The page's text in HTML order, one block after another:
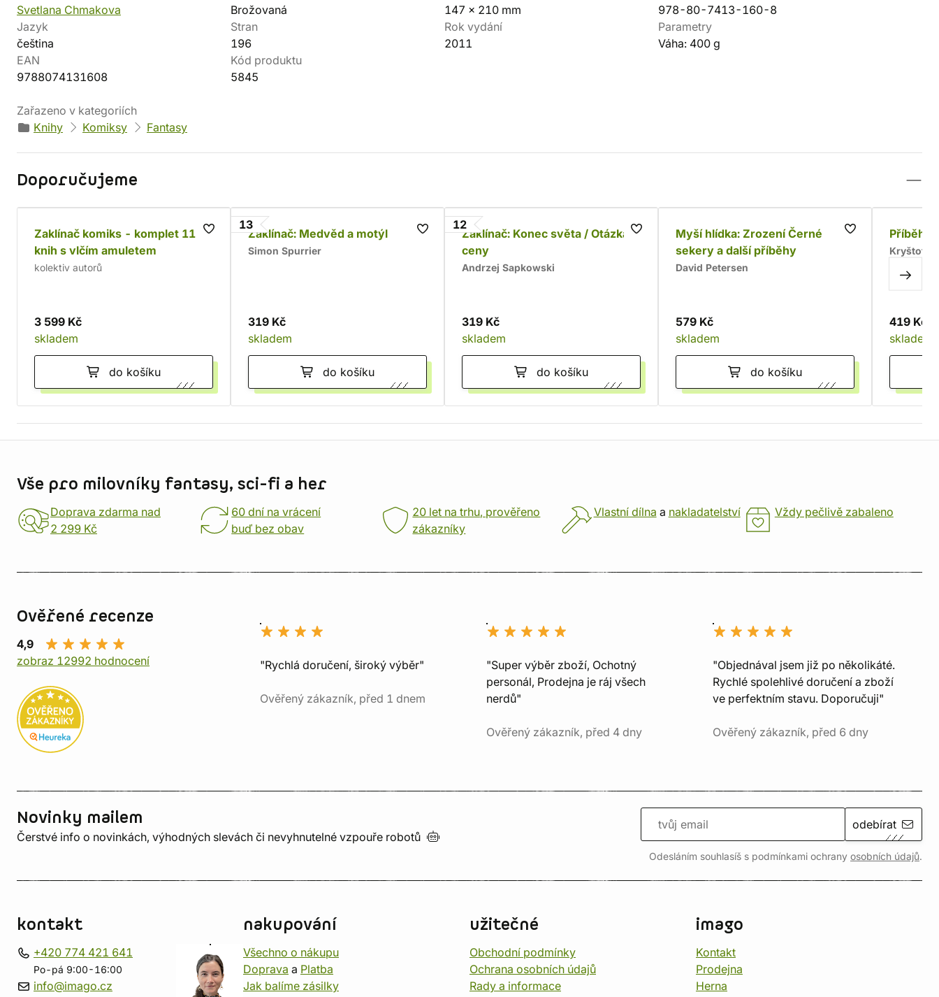
Svetlana Chmakova
Brožovaná
147 x 210 mm
978-80-7413-160-8
Jazyk
čeština
Stran
196
Rok vydání
2011
Parametry
Váha: 400 g
EAN
9788074131608
Kód produktu
5845
Zařazeno v kategoriích
Knihy
Komiksy Fantasy
Doporučujeme
Zaklínač komiks - komplet 11
knih s vlčím amuletem
kolektiv autorů
3 599 Kč
skladem
do košíku
13
Zaklínač: Medvěd a motýl
Simon Spurrier
319 Kč
skladem
do košíku
12
Zaklínač: Konec světa / Otázka
ceny
Andrzej Sapkowski
319 Kč
skladem
do košíku
Myší hlídka: Zrození Černé
sekery a další příběhy
David Petersen
579 Kč
skladem
do košíku
Příběhy
Kryštof
419 Kč
skladem
Vše pro milovníky fantasy, sci-fi a her
Doprava zdarma nad
2 299 Kč
60 dní na vrácení
buď bez obav
20 let na trhu, prověřeno
zákazníky
Vlastní dílna a nakladatelství Vždy pečlivě zabaleno
Ověřené recenze
4,9
zobraz 12992 hodnocení
"Rychlá doručení, široký výběr"
Ověřený zákazník, před 1 dnem
"Super výběr zboží, Ochotný
personál, Prodejna je ráj všech
nerdů"
Ověřený zákazník, před 4 dny
"Objednával jsem již po několikáté.
Rychlé spolehlivé doručení a zboží
ve perfektním stavu. Doporučuji"
Ověřený zákazník, před 6 dny
Novinky mailem
Čerstvé info o novinkách, výhodných slevách či nevyhnutelné vzpouře robotů
odebírat
Odesláním souhlasíš s podmínkami ochrany osobních údajů.
kontakt
+420 774 421 641
Po-pá 9:00-16:00
info@imago.cz
nakupování
Všechno o nákupu
Doprava a Platba
Jak balíme zásilky
užitečné
Obchodní podmínky
Ochrana osobních údajů
Rady a informace
imago
Kontakt
Prodejna
Herna